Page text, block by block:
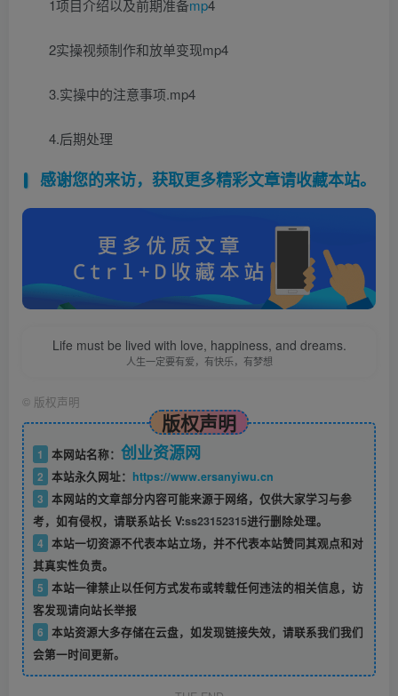
1项目介绍以及前期准备mp4
2实操视频制作和放单变现mp4
3.实操中的注意事项.mp4
4.后期处理
感谢您的来访，获取更多精彩文章请收藏本站。
Life must be lived with love, happiness, and dreams.
人生一定要有爱，有快乐，有梦想
© 版权声明
版权声明
1 本网站名称： 创业资源网
2 本站永久网址： https://www.ersanyiwu.cn
3 本网站的文章部分内容可能来源于网络，仅供大家学习与参
考，如有侵权，请联系站长 V:ss23152315进行删除处理。
4 本站一切资源不代表本站立场，并不代表本站赞同其观点和对
其真实性负责。
5 本站一律禁止以任何方式发布或转载任何违法的相关信息，访
客发现请向站长举报
6 本站资源大多存储在云盘，如发现链接失效，请联系我们我们
会第一时间更新。